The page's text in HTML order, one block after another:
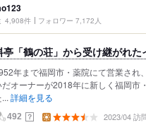
4,908件 フォロワー 7,172人
亭「鶴の荘」から受け継がれた
年まで福岡市・薬院にて営業され
だオーナーが2018年に新しく福岡市
詳細を見る
492 ？ 2023/04 訪